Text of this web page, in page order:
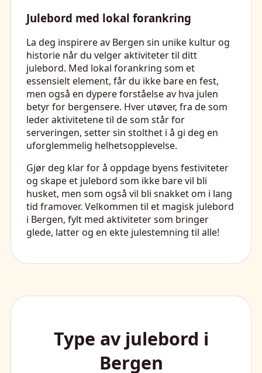
Julebord med lokal forankring
La deg inspirere av Bergen sin unike kultur og
historie når du velger aktiviteter til ditt
julebord. Med lokal forankring som et
essensielt element, får du ikke bare en fest,
men også en dypere forståelse av hva julen
betyr for bergensere. Hver utøver, fra de som
leder aktivitetene til de som står for
serveringen, setter sin stolthet i å gi deg en
uforglemmelig helhetsopplevelse.
Gjør deg klar for å oppdage byens festiviteter
og skape et julebord som ikke bare vil bli
husket, men som også vil bli snakket om i lang
tid framover. Velkommen til et magisk julebord
i Bergen, fylt med aktiviteter som bringer
glede, latter og en ekte julestemning til alle!
Type av julebord i
Bergen